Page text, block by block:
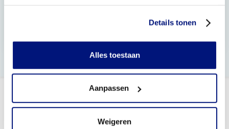
Details tonen
Alles toestaan
Aanpassen
Weigeren
Hoe lang heb ik garantie op mijn kousen?
Wat is de levertijd van mijn steunkousen?